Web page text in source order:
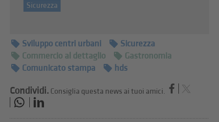
Sicurezza
Sviluppo centri urbani
Sicurezza
Commercio al dettaglio
Gastronomia
Comunicato stampa
hds
Condividi. Consiglia questa news ai tuoi amici.